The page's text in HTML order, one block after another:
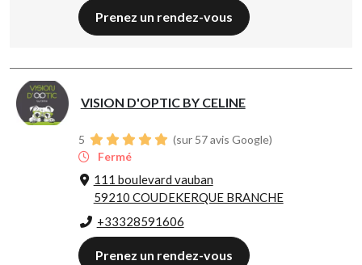
Prenez un rendez-vous
VISION D'OPTIC BY CELINE
5
(sur 57 avis Google)
Fermé
111 boulevard vauban
59210 COUDEKERQUE BRANCHE
+33328591606
Prenez un rendez-vous